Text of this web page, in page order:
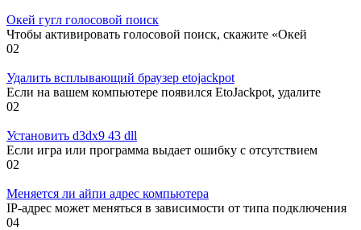
Окей гугл голосовой поиск
Чтобы активировать голосовой поиск, скажите «Окей
02
Удалить всплывающий браузер etojackpot
Если на вашем компьютере появился EtoJackpot, удалите
02
Установить d3dx9 43 dll
Если игра или программа выдает ошибку с отсутствием
02
Меняется ли айпи адрес компьютера
IP-адрес может меняться в зависимости от типа подключения
04